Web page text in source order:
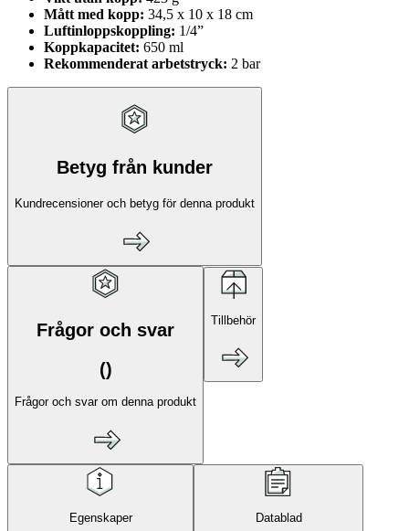
Mått med kopp: 34,5 x 10 x 18 cm
Luftinloppskoppling: 1/4”
Koppkapacitet: 650 ml
Rekommenderat arbetstryck: 2 bar
Betyg från kunder
Kundrecensioner och betyg för denna produkt
Frågor och svar
()
Frågor och svar om denna produkt
Tillbehör
Egenskaper
Datablad